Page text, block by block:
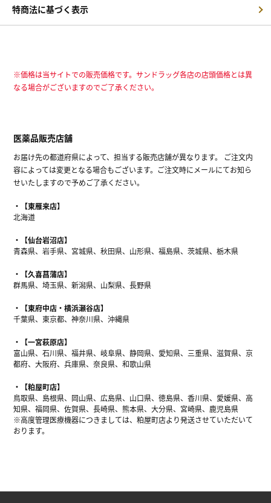
特商法に基づく表示
※価格は当サイトでの販売価格です。サンドラッグ各店の店頭価格とは異
なる場合がございますのでご了承ください。
医薬品販売店舗
お届け先の都道府県によって、担当する販売店舗が異なります。 ご注文内
容によっては変更となる場合もございます。ご注文時にメールにてお知ら
せいたしますので予めご了承ください。
【東雁来店】
北海道
【仙台岩沼店】
青森県、岩手県、宮城県、秋田県、山形県、福島県、茨城県、栃木県
【久喜菖蒲店】
群馬県、埼玉県、新潟県、山梨県、長野県
【東府中店・横浜瀬谷店】
千葉県、東京都、神奈川県、沖縄県
【一宮萩原店】
富山県、石川県、福井県、岐阜県、静岡県、愛知県、三重県、滋賀県、京
都府、大阪府、兵庫県、奈良県、和歌山県
【粕屋町店】
鳥取県、島根県、岡山県、広島県、山口県、徳島県、香川県、愛媛県、高
知県、福岡県、佐賀県、長崎県、熊本県、大分県、宮崎県、鹿児島県
※高度管理医療機器につきましては、粕屋町店より発送させていただいて
おります。